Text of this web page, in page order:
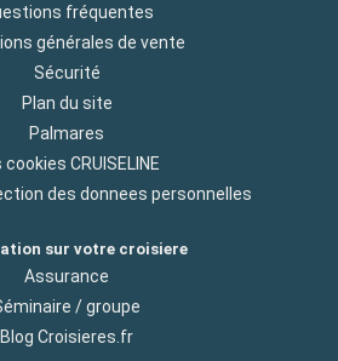
fréquentes
générales de vente
Sécurité
Plan du site
Palmares
cookies CRUISELINE
des donnees personnelles
sur votre croisiere
Assurance
/ groupe
Blog Croisieres.fr